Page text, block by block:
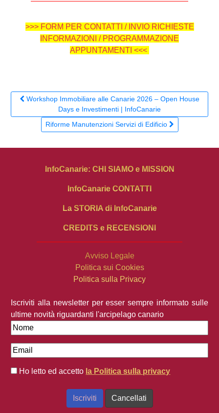
>>> FORM PER CONTATTI / INVIO RICHIESTE
INFORMAZIONI / PROGRAMMAZIONE
APPUNTAMENTI <<<
Workshop Immobiliare alle Canarie 2026 – Open House
Days e Investimenti | InfoCanarie
Riforme Manutenzioni Servizi di Edificio
InfoCanarie: CHI SIAMOe MISSION
InfoCanarie CONTATTI
La STORIA di InfoCanarie
CREDITS e RECENSIONI
Avviso Legale
Politica sui Cookies
Politica sulla Privacy
Iscriviti alla newsletter per esser sempre informato sulle
ultime novità riguardanti l'arcipelago canario
Ho letto ed accetto la Politica sulla privacy